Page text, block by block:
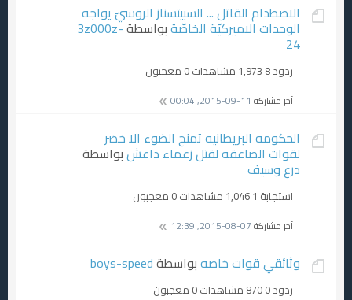
الاصطدام القاتل ... السبيتسناز الروسيّ يواجه
الوحدات الاميركيّة الخاصّةبواسطة3z000z-
24
ردود 8 1,973 مشاهدات 0 معجبون
آخر مشاركة 11-09-2015, 00:04
الحكومه البريطانيه تمنح الضوء الا خضر
لقوات الصاعقه لقتل زعماء داعشبواسطة
درع وسيف
استجابة 1 1,046 مشاهدات 0 معجبون
آخر مشاركة07-08-2015, 12:39
وثائقي قوات خاصهبواسطةboys-speed
ردود 0 870 مشاهدات 0 معجبون